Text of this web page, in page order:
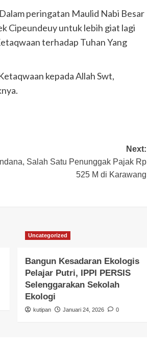
peringatan Maulid Nabi Besar
Cipeundeuy untuk lebih giat lagi
terhadap Tuhan Yang
kepada Allah Swt,
Next:
Salah Satu Penunggak Pajak Rp
525 M di Karawang
Uncategorized
Bangun Kesadaran Ekologis
Pelajar Putri, IPPI PERSIS
Selenggarakan Sekolah
Ekologi
kutipan Januari 24, 2026 0